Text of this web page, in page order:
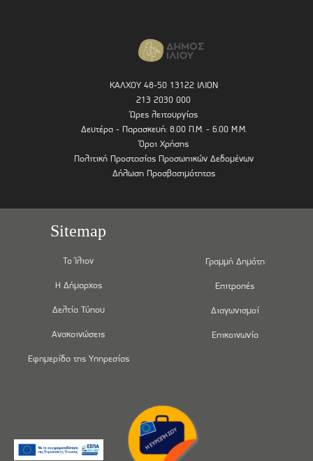
ΚΑΛΧΟΥ 48-50 13122 ΙΛΙΟΝ
213 2030 000
Ώρες λειτουργίας
Δευτέρα - Παρασκευή: 8.00 Π.Μ. - 6.00 Μ.Μ.
Όροι Χρήσης
Πολιτική Προστασίας Προσωπικών Δεδομένων
Δήλωση Προσβασιμότητας
Sitemap
Το Ίλιον
Η Δήμαρχος
Δελτία Τύπου
Ανακοινώσεις
Εφημερίδα της Υπηρεσίας
Γραμμή Δημότη
Επιτροπές
Διαγωνισμοί
Επικοινωνία